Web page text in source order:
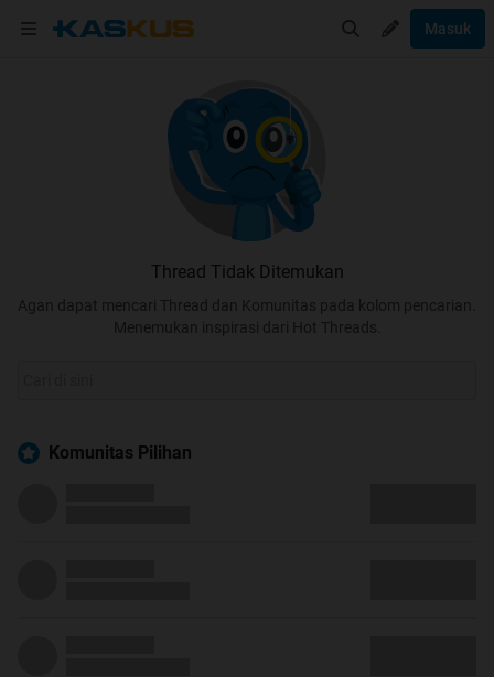
Masuk
Thread Tidak Ditemukan
Agan dapat mencari Thread dan Komunitas pada kolom pencarian.
Menemukan inspirasi dari Hot Threads.
Komunitas Pilihan